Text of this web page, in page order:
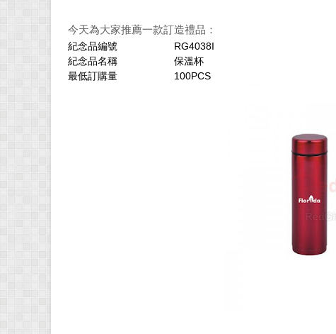
今天為大家推薦一款訂造禮品：
紀念品編號
RG4038I
紀念品名稱
保溫杯
最低訂購量
100PCS